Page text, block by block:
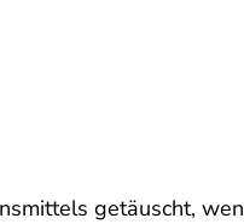
getäuscht,